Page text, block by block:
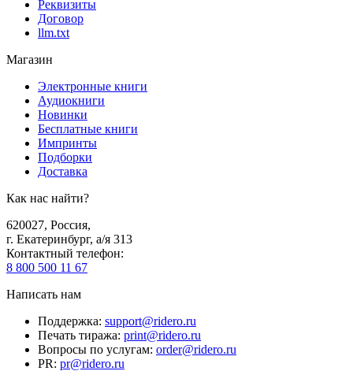
Реквизиты
Договор
llm.txt
Магазин
Электронные книги
Аудиокниги
Новинки
Бесплатные книги
Импринты
Подборки
Доставка
Как нас найти?
620027, Россия,
г. Екатеринбург, а/я 313
Контактный телефон:
8 800 500 11 67
Написать нам
Поддержка: support@ridero.ru
Печать тиража: print@ridero.ru
Вопросы по услугам: order@ridero.ru
PR: pr@ridero.ru